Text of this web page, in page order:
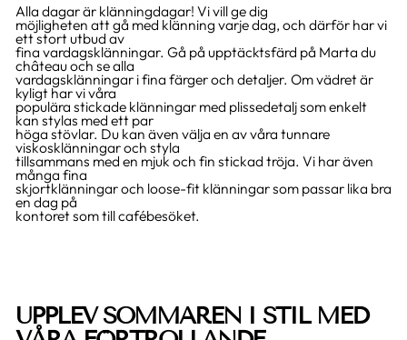
Alla dagar är klänningdagar! Vi vill ge dig
möjligheten att gå med klänning varje dag, och därför har vi
ett stort utbud av
fina vardagsklänningar. Gå på upptäcktsfärd på Marta du
château och se alla
vardagsklänningar i fina färger och detaljer. Om vädret är
kyligt har vi våra
populära stickade klänningar med plissedetalj som enkelt
kan stylas med ett par
höga stövlar. Du kan även välja en av våra tunnare
viskosklänningar och styla
tillsammans med en mjuk och fin stickad tröja. Vi har även
många fina
skjortklänningar och loose-fit klänningar som passar lika bra
en dag på
kontoret som till cafébesöket.
UPPLEV SOMMAREN I STIL MED